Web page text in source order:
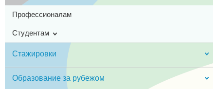
Профессионалам
Студентам
Стажировки
Образование за рубежом